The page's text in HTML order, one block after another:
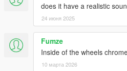
does it have a realistic
24 июня 2025
Fumze
Inside of the wheels
10 марта 2026